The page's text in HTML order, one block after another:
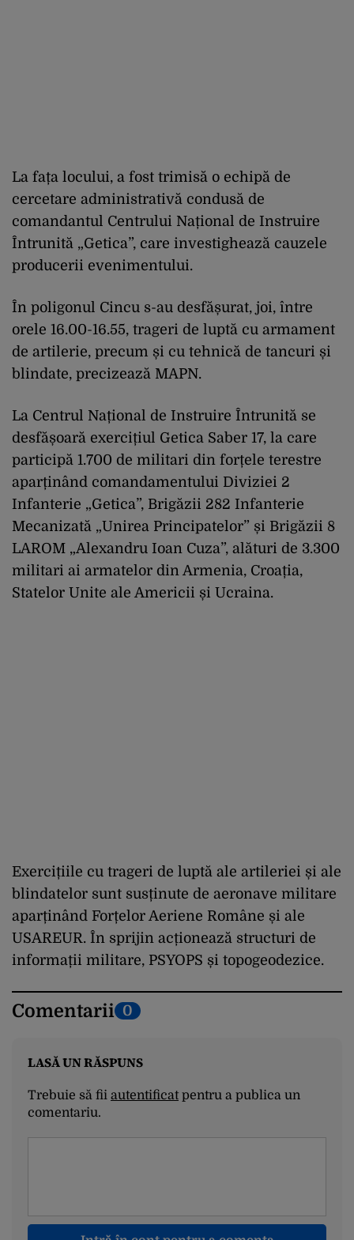
La fața locului, a fost trimisă o echipă de
cercetare administrativă condusă de
comandantul Centrului Național de Instruire
Întrunită „Getica”, care investighează cauzele
producerii evenimentului.
În poligonul Cincu s-au desfășurat, joi, între
orele 16.00-16.55, trageri de luptă cu armament
de artilerie, precum și cu tehnică de tancuri și
blindate, precizează MAPN.
La Centrul Național de Instruire Întrunită se
desfășoară exercițiul Getica Saber 17, la care
participă 1.700 de militari din forțele terestre
aparținând comandamentului Diviziei 2
Infanterie „Getica”, Brigăzii 282 Infanterie
Mecanizată „Unirea Principatelor” și Brigăzii 8
LAROM „Alexandru Ioan Cuza”, alături de 3.300
militari ai armatelor din Armenia, Croația,
Statelor Unite ale Americii și Ucraina.
Exercițiile cu trageri de luptă ale artileriei și ale
blindatelor sunt susținute de aeronave militare
aparținând Forțelor Aeriene Române și ale
USAREUR. În sprijin acționează structuri de
informații militare, PSYOPS și topogeodezice.
Comentarii 0
LASĂ UN RĂSPUNS
Trebuie să fii autentificatpentru a publica un
comentariu.